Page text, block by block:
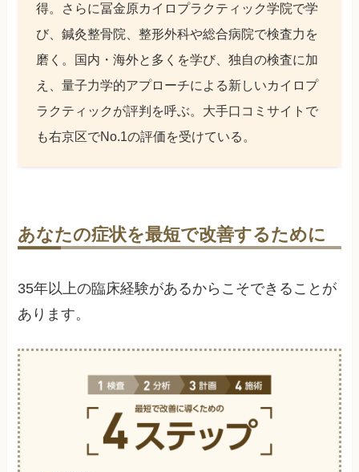
得。さらに冨金原カイロプラクティック学院で学
び、鍼灸整骨院、整形外科や総合病院で検査力を
磨く。国内・海外と多くを学び、独自の検査に加
え、量子力学的アプローチによる新しいカイロプ
ラクティックが評判を呼ぶ。大手口コミサイトで
も右京区でNo.1の評価を受けている。
あなたの症状を最短で改善するために
35年以上の臨床経験があるからこそできることが
あります。